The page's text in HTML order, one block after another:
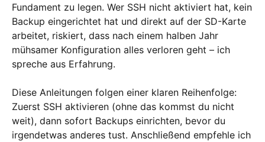
Fundament zu legen. Wer SSH nicht aktiviert hat, kein
Backup eingerichtet hat und direkt auf der SD-Karte
arbeitet, riskiert, dass nach einem halben Jahr
mühsamer Konfiguration alles verloren geht – ich
spreche aus Erfahrung.
Diese Anleitungen folgen einer klaren Reihenfolge:
Zuerst SSH aktivieren (ohne das kommst du nicht
weit), dann sofort Backups einrichten, bevor du
irgendetwas anderes tust. Anschließend empfehle ich